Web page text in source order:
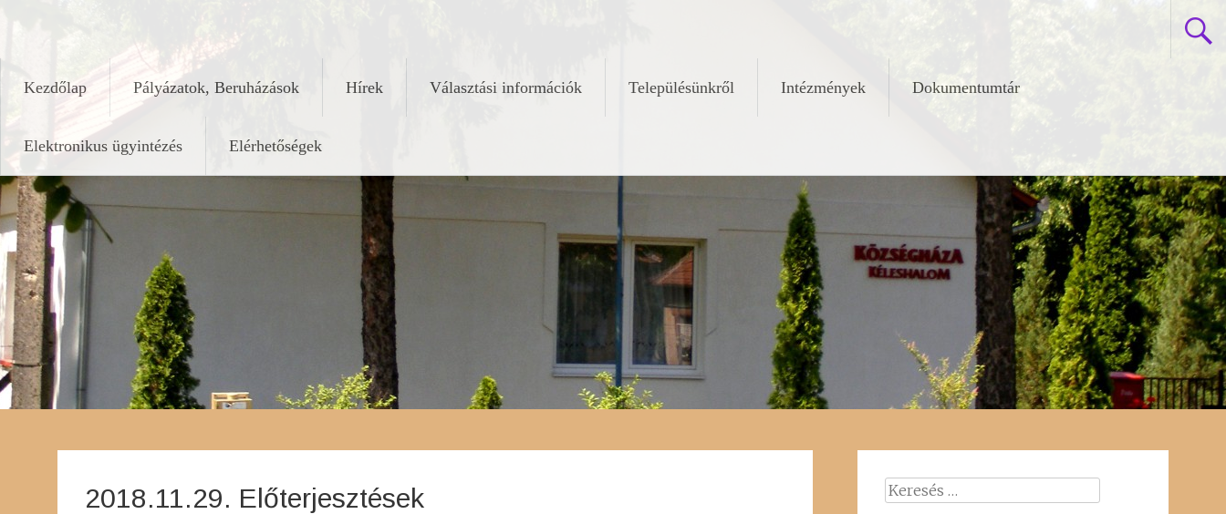
Kezdőlap Pályázatok, Beruházások Hírek Választási információk Településünkről Intézmények Dokumentumtár
Elektronikus ügyintézés Elérhetőségek
2018.11.29. Előterjesztések Keresés: